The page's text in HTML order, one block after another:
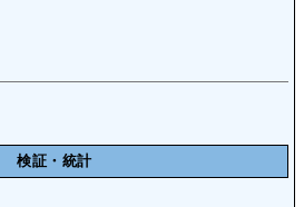
検証・統計